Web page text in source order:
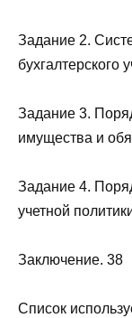
Задание 2.
бухгалтерского
Задание 3.
имущества и
Задание 4.
учетной
Заключение. 38
Список